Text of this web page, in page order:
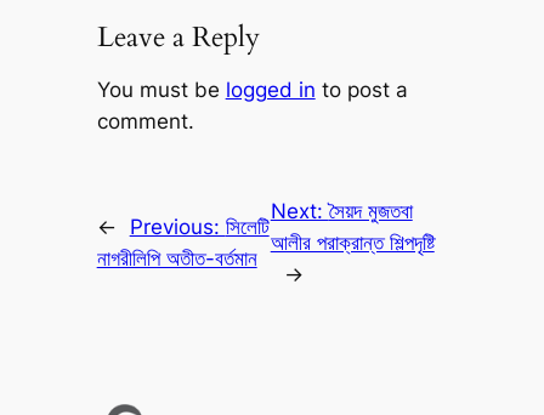
Leave a Reply
You must be logged in to post a
comment.
← Previous: সিলেটি
নাগরীলিপি অতীত-বর্তমান
Next:সৈয়দ মুজতবা
আলীর পরাক্রান্ত শিল্পদৃষ্টি
→